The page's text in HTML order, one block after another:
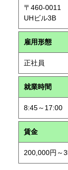
〒460-0011
UHビル3B
雇用形態
正社員
就業時間
8:45～17:00
賃金
200,000円～